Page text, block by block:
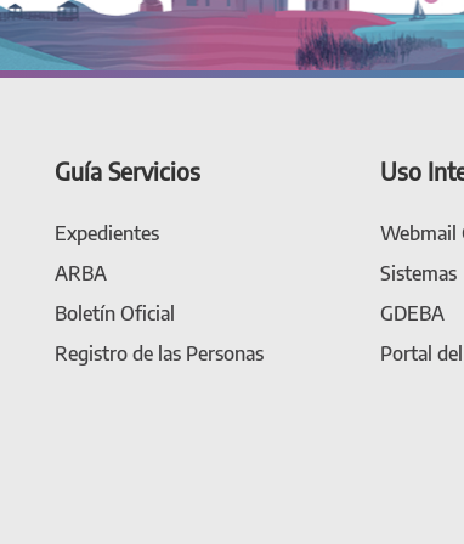
Guía Servicios
Expedientes
ARBA
Boletín Oficial
Registro de las Personas
Uso
Webmail
Sistemas
GDEBA
Portal